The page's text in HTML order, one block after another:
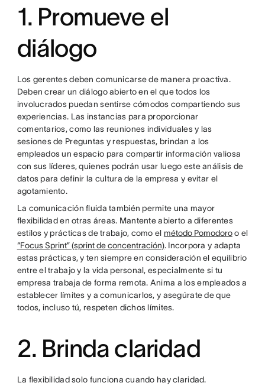
1. Promueve el
diálogo
Los gerentes deben comunicarse de manera proactiva.
Deben crear un diálogo abierto en el que todos los
involucrados puedan sentirse cómodos compartiendo sus
experiencias. Las instancias para proporcionar
comentarios, como las reuniones individuales y las
sesiones de Preguntas y respuestas, brindan a los
empleados un espacio para compartir información valiosa
con sus líderes, quienes podrán usar luego este análisis de
datos para definir la cultura de la empresa y evitar el
agotamiento.
La comunicación fluida también permite una mayor
flexibilidad en otras áreas. Mantente abierto a diferentes
estilos y prácticas de trabajo, como el método Pomodoroo el
“Focus Sprint” (sprint de concentración). Incorpora y adapta
estas prácticas, y ten siempre en consideración el equilibrio
entre el trabajo y la vida personal, especialmente si tu
empresa trabaja de forma remota. Anima a los empleados a
establecer límites y a comunicarlos, y asegúrate de que
todos, incluso tú, respeten dichos límites.
2. Brinda claridad
La flexibilidad solo funciona cuando hay claridad.